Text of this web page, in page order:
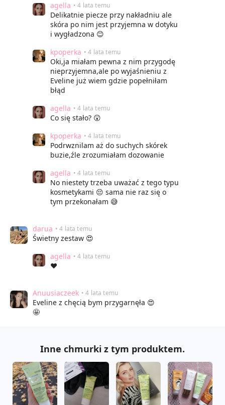
agella • 4 lata temu
Delikatnie piecze przy nakładniu ale
skóra po nim jest przyjemna w dotyku
i wygładzona 😊
kpoperka • 4 lata temu
Oki,ja miałam pewna z nim przygodę
nieprzyjemna,ale po wyjaśnieniu z
Eveline już wiem gdzie popełniłam
błąd
agella • 4 lata temu
Co się stało? 😲
kpoperka • 4 lata temu
Podrwznilam aż do suchych skórek
buzie,źle zrozumiałam dozowanie
agella • 4 lata temu
No niestety trzeba uważać z tego typu
kosmetykami 😔 sama nie raz się o
tym przekonałam 😅
darua • 4 lata temu
Świetny zestaw 😍
agella • 4 lata temu
❤
Anuusiaczeek • 4 lata temu
Eveline z chęcią bym przygarnęła 😍
🤩
Inne chmurki z tym produktem.